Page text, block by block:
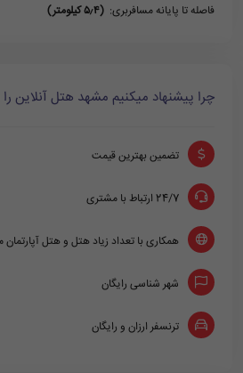
فاصله تا پایانه مسافربری: (۵٫۴ کیلومتر)
چرا پیشنهاد میکنیم مشهد هتل آنلاین
تضمین بهترین قیمت
24/7 ارتباط با مشتری
همکاری با تعداد زیاد هتل و هتل
شهر شناسی رایگان
ترنسفر ارزان و رایگان